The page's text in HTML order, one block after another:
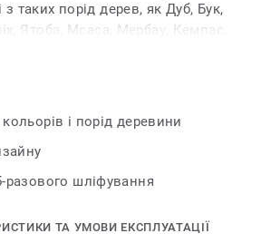
таких порід дерев, як Дуб, Бук,
Ятоба, Мсаса, Мербау, Кемпас,
вам найширший вибір декорів
інтер’єр.
і порід деревини
разового шліфування
ТА УМОВИ ЕКСПЛУАТАЦІЇ